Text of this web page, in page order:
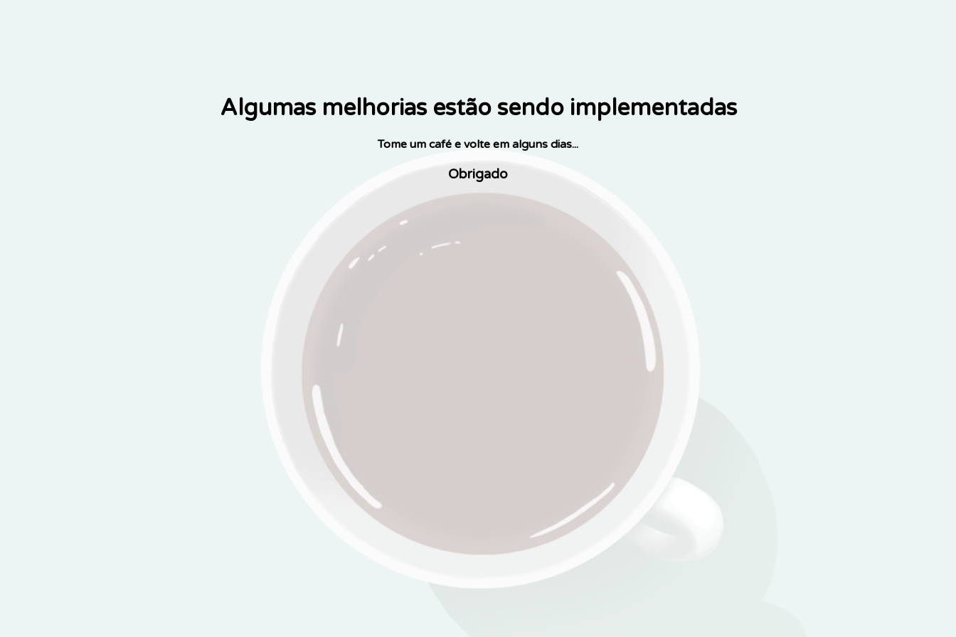
Algumas melhorias estão sendo implementadas
Tome um café e volte em alguns dias...
Obrigado